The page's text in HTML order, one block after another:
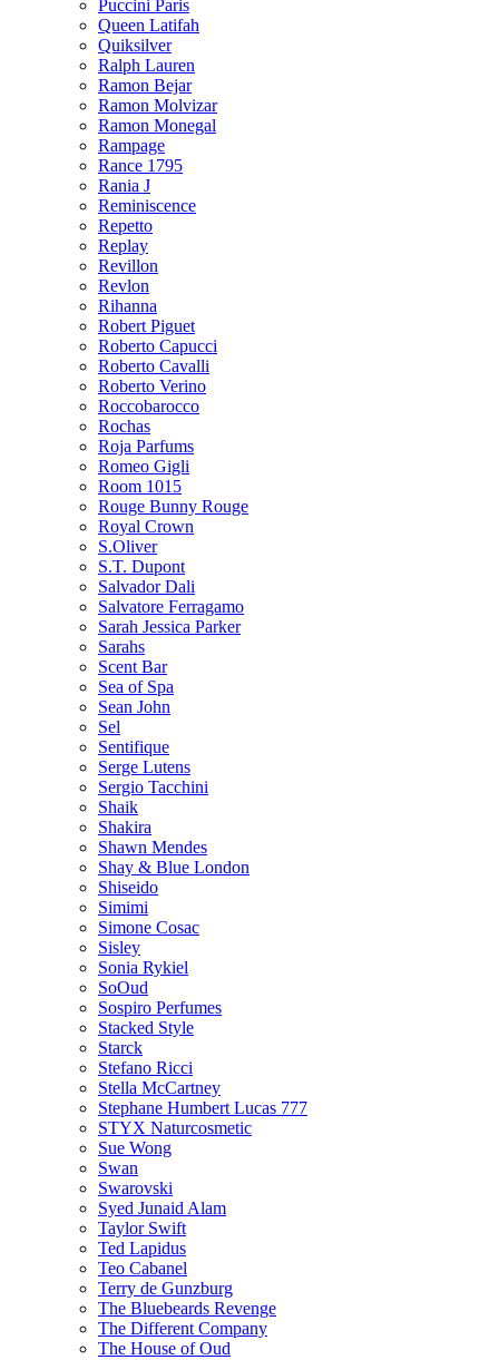
Puccini Paris
Queen Latifah
Quiksilver
Ralph Lauren
Ramon Bejar
Ramon Molvizar
Ramon Monegal
Rampage
Rance 1795
Rania J
Reminiscence
Repetto
Replay
Revillon
Revlon
Rihanna
Robert Piguet
Roberto Capucci
Roberto Cavalli
Roberto Verino
Roccobarocco
Rochas
Roja Parfums
Romeo Gigli
Room 1015
Rouge Bunny Rouge
Royal Crown
S.Oliver
S.T. Dupont
Salvador Dali
Salvatore Ferragamo
Sarah Jessica Parker
Sarahs
Scent Bar
Sea of Spa
Sean John
Sel
Sentifique
Serge Lutens
Sergio Tacchini
Shaik
Shakira
Shawn Mendes
Shay & Blue London
Shiseido
Simimi
Simone Cosac
Sisley
Sonia Rykiel
SoOud
Sospiro Perfumes
Stacked Style
Starck
Stefano Ricci
Stella McCartney
Stephane Humbert Lucas 777
STYX Naturсosmetic
Sue Wong
Swan
Swarovski
Syed Junaid Alam
Taylor Swift
Ted Lapidus
Teo Cabanel
Terry de Gunzburg
The Bluebeards Revenge
The Different Company
The House of Oud